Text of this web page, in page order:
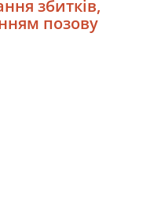
збитків,
позову